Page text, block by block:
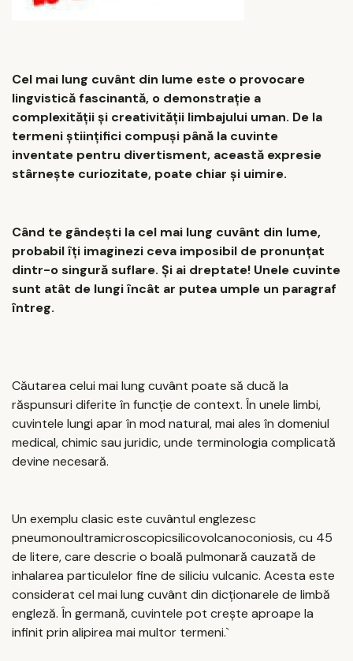
Cel mai lung cuvânt din lume este o provocare
lingvistică fascinantă, o demonstrație a
complexității și creativității limbajului uman. De la
termeni științifici compuși până la cuvinte
inventate pentru divertisment, această expresie
stârnește curiozitate, poate chiar și uimire.
Când te gândești la cel mai lung cuvânt din lume,
probabil îți imaginezi ceva imposibil de pronunțat
dintr-o singură suflare. Și ai dreptate! Unele cuvinte
sunt atât de lungi încât ar putea umple un paragraf
întreg.
Căutarea celui mai lung cuvânt poate să ducă la
răspunsuri diferite în funcție de context. În unele limbi,
cuvintele lungi apar în mod natural, mai ales în domeniul
medical, chimic sau juridic, unde terminologia complicată
devine necesară.
Un exemplu clasic este cuvântul englezesc
pneumonoultramicroscopicsilicovolcanoconiosis, cu 45
de litere, care descrie o boală pulmonară cauzată de
inhalarea particulelor fine de siliciu vulcanic. Acesta este
considerat cel mai lung cuvânt din dicționarele de limbă
engleză. În germană, cuvintele pot crește aproape la
infinit prin alipirea mai multor termeni.`